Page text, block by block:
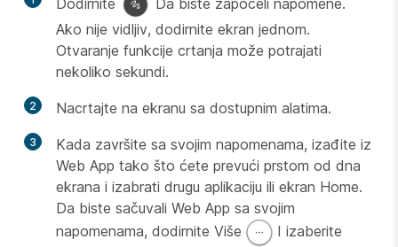
Ako nije vidljiv, dodirnite ekran jednom.
Otvaranje funkcije crtanja može potrajati
nekoliko sekundi.
2 Nacrtajte na ekranu sa dostupnim alatima.
3
Kada završite sa svojim napomenama, izađite iz
Web App tako što ćete prevući prstom od dna
ekrana i izabrati drugu aplikaciju ili ekran Home.
Da biste sačuvali Web App sa svojim
napomenama, dodirnite Više
I izaberite